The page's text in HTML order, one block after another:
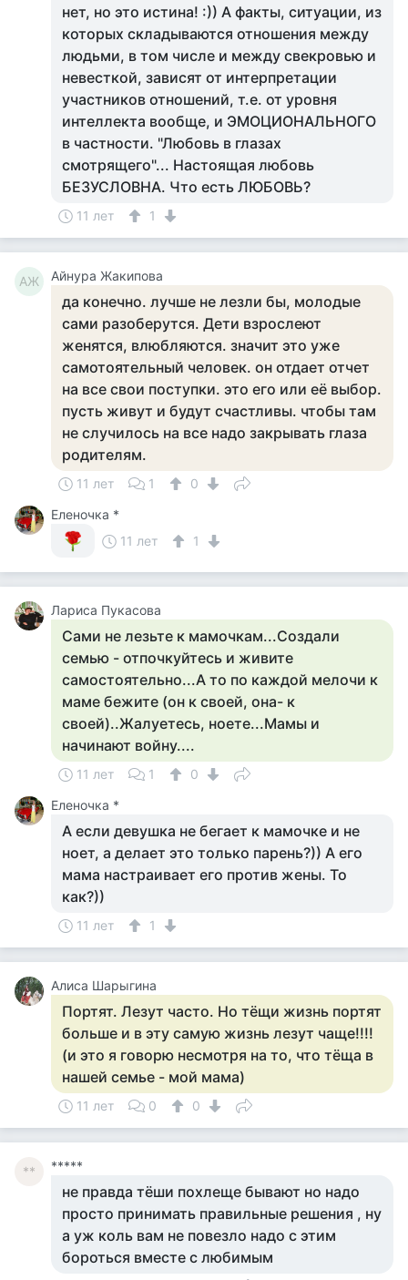
нет, но это истина! :)) А факты, ситуации, из
которых складываются отношения между
людьми, в том числе и между свекровью и
невесткой, зависят от интерпретации
участников отношений, т.е. от уровня
интеллекта вообще, и ЭМОЦИОНАЛЬНОГО
в частности. "Любовь в глазах
смотрящего"... Настоящая любовь
БЕЗУСЛОВНА. Что есть ЛЮБОВЬ?
11 лет 1
АЖ Айнура Жакипова
да конечно. лучше не лезли бы, молодые
сами разоберутся. Дети взрослеют
женятся, влюбляются. значит это уже
самотоятельный человек. он отдает отчет
на все свои поступки. это его или её выбор.
пусть живут и будут счастливы. чтобы там
не случилось на все надо закрывать глаза
родителям.
11 лет 1
0
Еленочка *
11 лет
1
Лариса Пукасова
Сами не лезьте к мамочкам...Создали
семью - отпочкуйтесь и живите
самостоятельно...А то по каждой мелочи к
маме бежите (он к своей, она- к
своей)..Жалуетесь, ноете...Мамы и
начинают войну....
11 лет 1
0
Еленочка *
А если девушка не бегает к мамочке и не
ноет, а делает это только парень?)) А его
мама настраивает его против жены. То
как?))
11 лет 1
Алиса Шарыгина
Портят. Лезут часто. Но тёщи жизнь портят
больше и в эту самую жизнь лезут чаще!!!!
(и это я говорю несмотря на то, что тёща в
нашей семье - мой мама)
11 лет 0 0
** *****
не правда тёши похлеще бывают но надо
просто принимать правильные решения , ну
а уж коль вам не повезло надо с этим
бороться вместе с любимым